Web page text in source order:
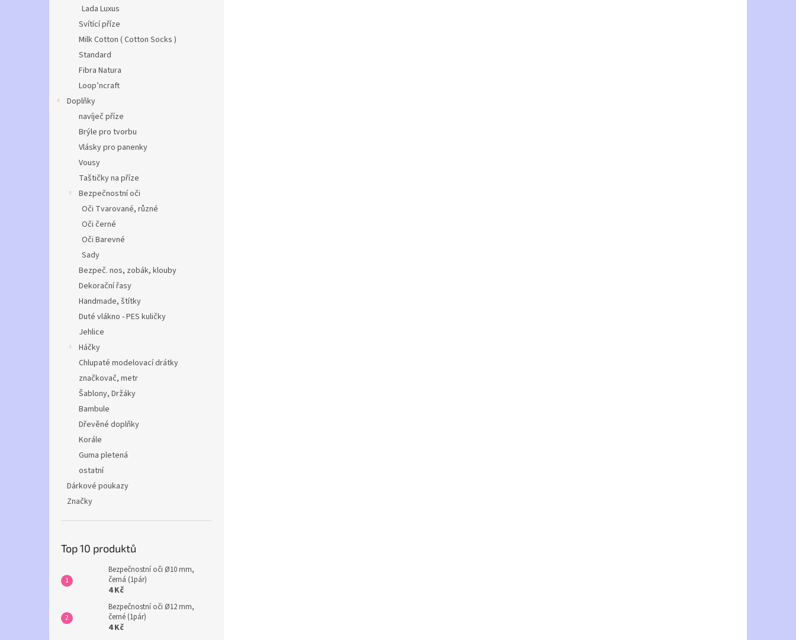
Lada Luxus
Svítící příze
Milk Cotton ( Cotton Socks )
Standard
Fibra Natura
Loop’ncraft
Doplňky
navíječ příze
Brýle pro tvorbu
Vlásky pro panenky
Vousy
Taštičky na příze
Bezpečnostní oči
Oči Tvarované, různé
Oči černé
Oči Barevné
Sady
Bezpeč. nos, zobák, klouby
Dekorační řasy
Handmade, štítky
Duté vlákno - PES kuličky
Jehlice
Háčky
Chlupaté modelovací drátky
značkovač, metr
Šablony, Držáky
Bambule
Dřevěné doplňky
Korále
Guma pletená
ostatní
Dárkové poukazy
Značky
Top 10 produktů
Bezpečnostní oči Ø10 mm,
černá (1pár)
4 Kč
Bezpečnostní oči Ø12 mm,
černé (1pár)
4 Kč